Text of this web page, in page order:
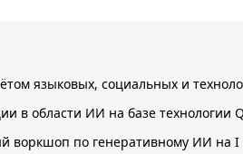
языковых, социальных и
в области ИИ на базе технологии
по генеративному ИИ на I